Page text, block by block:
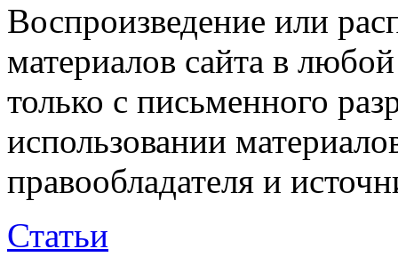
Воспроизведение или
материалов сайта в
только с письменного
использовании
правообладателя и
Статьи